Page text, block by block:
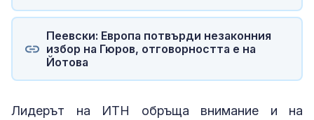
Пеевски: Европа потвърди незаконния
избор на Гюров, отговорността е на
Йотова
Лидерът на ИТН обръща внимание и на